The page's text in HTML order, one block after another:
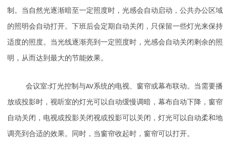
制。当自然光逐渐暗至一定照度时，光感会自动启动，公共办公区域
的照明会自动打开。下班后会定期自动关闭，只保留一些灯光来保持
适度的照度。当光线逐渐亮到一定照度时，光感会自动关闭剩余的照
明，从而达到最大的节能效果。
会议室:灯光控制与AV系统的电视、窗帘或幕布联动。当需要播
放或投影时，视听室的灯光可以自动缓慢调暗，幕布自动下降，窗帘
自动关闭，电视或投影关闭视或投影可以关闭，灯光可以自动柔和地
调亮到合适的效果。同时，当窗帘收起时，窗帘可以打开。